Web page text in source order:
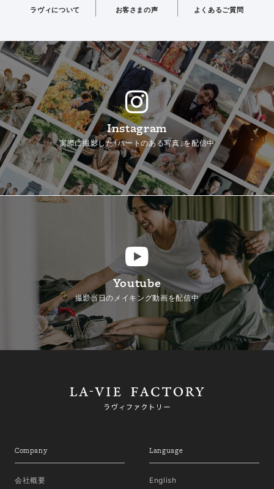
ラヴィについて お客さまの声 よくあるご質問
Instagram
実際に撮影した「ハートのある写真」を配信中
Youtube
撮影当日のメイキング動画を配信中
Company
会社概要
Language
English